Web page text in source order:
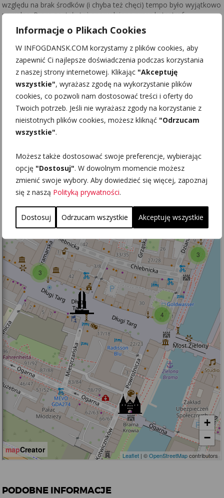
Informacje o Plikach Cookies
W INFOGDANSK.COM korzystamy z plików cookies, aby
zapewnić Ci najlepsze doświadczenia podczas korzystania
z naszej strony internetowej. Klikając "Akceptuję
wszystkie", wyrażasz zgodę na wykorzystanie plików
cookies, co pozwoli nam dostosować treści i oferty do
Twoich potrzeb. Jeśli nie wyrażasz zgody na korzystanie z
nieistotnych plików cookies, możesz kliknąć "Odrzucam
wszystkie".
Możesz także dostosować swoje preferencje, wybierając
opcję "Dostosuj". W dowolnym momencie możesz
zmienić swoje wybory. Aby dowiedzieć się więcej, zapoznaj
się z naszą Polityką prywatności.
Dostosuj Odrzucam wszystkie Akceptuję wszystkie
względu na brak środków (i chyba też chęci) tempo było wyjątkowo
powolne. Prace zostały też spowolnione przez katastrofę
budowlaną z 1 V 1986 roku, gdy zawaliła się spora część
kościelnych sklepień. Wielkim wyzwaniem była kwestia
ustabilizowania bryły świątyni, dokonano tego przez zastosowanie
technologii betonowych zastrzyków.
Zabytkiem administrujeNadbałtyckie Centrum Kultury
Wewnątrz organizowane są imprezy kulturalne: koncerty,
przedstawienia i wystawy. Raz w tygodniu w ramach
Duszpasterstwa Środowisk Twórczych Archidiecezji Gdańskiej
odprawiana jest msza święta.
Kościół św. Jana w Gdańsku;
ul. Świętojańska 50, 80-840 Gdańsk
centrumswjana.pl
PODOBNE INFORMACJE